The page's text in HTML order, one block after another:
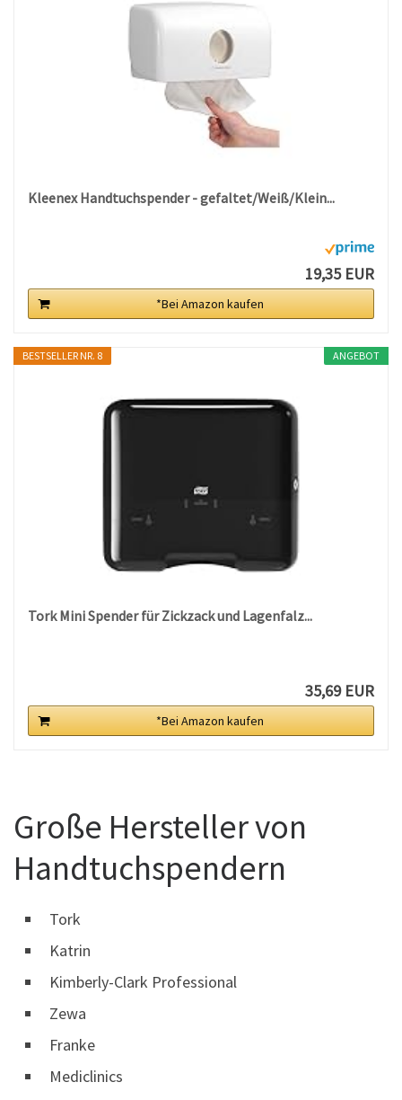
Kleenex Handtuchspender - gefaltet/Weiß/Klein...
19,35 EUR
*Bei Amazon kaufen
ANGEBOT
BESTSELLER NR. 8
Tork Mini Spender für Zickzack und Lagenfalz...
35,69 EUR
*Bei Amazon kaufen
Große Hersteller von
Handtuchspendern
Tork
Katrin
Kimberly-Clark Professional
Zewa
Franke
Mediclinics